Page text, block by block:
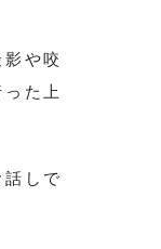
や咬
た上
しで